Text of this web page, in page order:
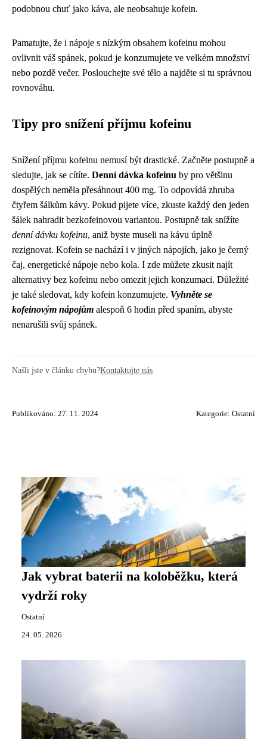
podobnou chuť jako káva, ale neobsahuje kofein.
Pamatujte, že i nápoje s nízkým obsahem kofeinu mohou
ovlivnit váš spánek, pokud je konzumujete ve velkém množství
nebo pozdě večer. Poslouchejte své tělo a najděte si tu správnou
rovnováhu.
Tipy pro snížení příjmu kofeinu
Snížení příjmu kofeinu nemusí být drastické. Začněte postupně a
sledujte, jak se cítíte. Denní dávka kofeinu by pro většinu
dospělých neměla přesáhnout 400 mg. To odpovídá zhruba
čtyřem šálkům kávy. Pokud pijete více, zkuste každý den jeden
šálek nahradit bezkofeinovou variantou. Postupně tak snížíte
denní dávku kofeinu, aniž byste museli na kávu úplně
rezignovat. Kofein se nachází i v jiných nápojích, jako je černý
čaj, energetické nápoje nebo kola. I zde můžete zkusit najít
alternativy bez kofeinu nebo omezit jejich konzumaci. Důležité
je také sledovat, kdy kofein konzumujete. Vyhněte se
kofeinovým nápojům alespoň 6 hodin před spaním, abyste
nenarušili svůj spánek.
Našli jste v článku chybu?Kontaktujte nás
Publikováno: 27. 11. 2024 Kategorie: Ostatní
Jak vybrat baterii na koloběžku, která
vydrží roky
Ostatní
24. 05. 2026